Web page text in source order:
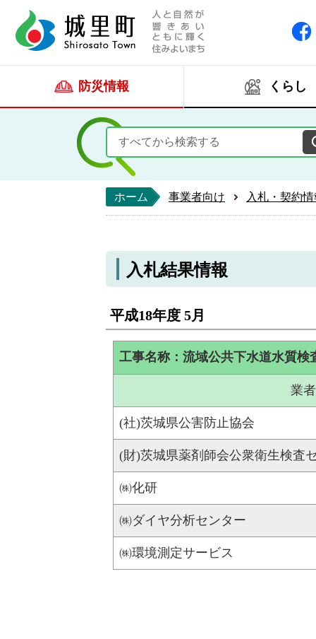
防災情報 くらし
ホーム 事業者向け 入札・契約
入札結果情報
平成18年度 5月
工事名称：流域公共下水道水質検
業
(社)茨城県公害防止協会
(財)茨城県薬剤師会公衆衛生検査
㈱化研
㈱ダイヤ分析センター
㈱環境測定サービス